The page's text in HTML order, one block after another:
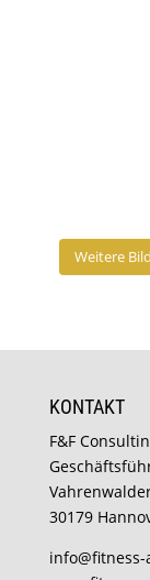
Weitere
KONTAKT
F&F
30179